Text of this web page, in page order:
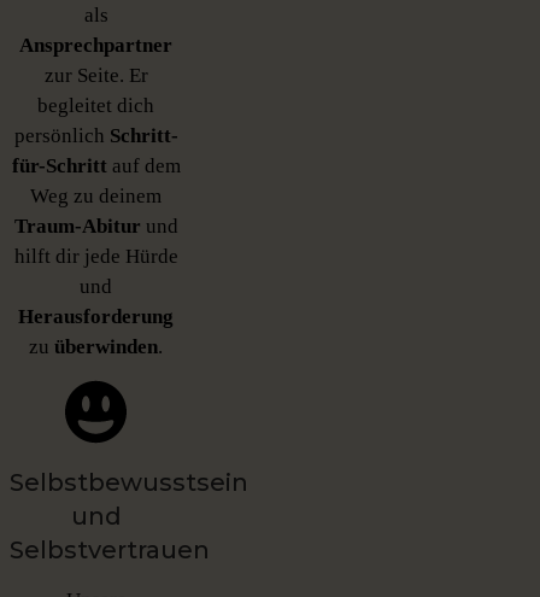
als
Ansprechpartner
zur Seite. Er
begleitet dich
persönlich Schritt-
für-Schrittauf dem
Weg zu deinem
Traum-Abitur und
hilft dir jede Hürde
und
Herausforderung
zuüberwinden.
Selbstbewusstsein
und
Selbstvertrauen